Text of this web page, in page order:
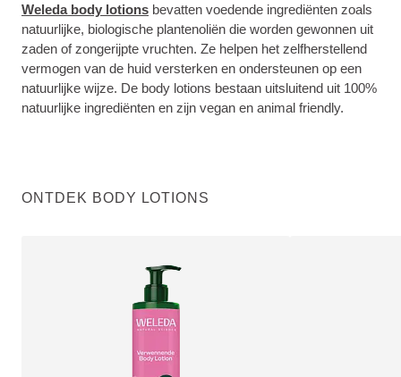
Weleda body lotions bevatten voedende ingrediënten zoals
natuurlijke, biologische plantenoliën die worden gewonnen uit
zaden of zongerijpte vruchten. Ze helpen het zelfherstellend
vermogen van de huid versterken en ondersteunen op een
natuurlijke wijze. De body lotions bestaan uitsluitend uit 100%
natuurlijke ingrediënten en zijn vegan en animal friendly.
ONTDEK BODY LOTIONS